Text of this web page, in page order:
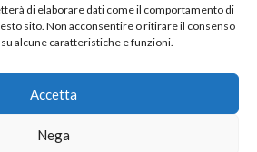
di elaborare dati come il comportamento di
sito. Non acconsentire o ritirare il consenso
alcune caratteristiche e funzioni.
Accetta
Nega
con videolezioni
b.
Giacomo